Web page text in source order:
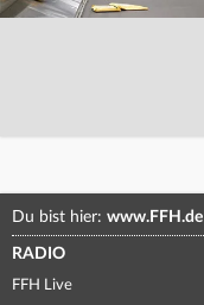
Du bist hier: www.FFH.de
RADIO
FFH Live